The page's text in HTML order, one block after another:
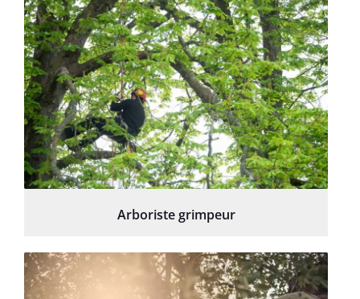
Arboriste grimpeur